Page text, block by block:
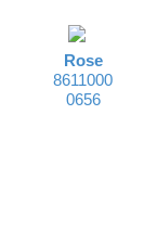
Rose
8611000
0656